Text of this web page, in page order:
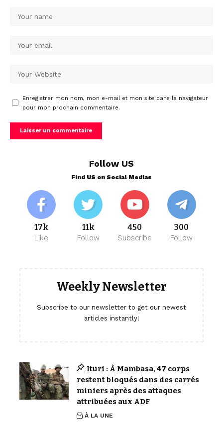
Enregistrer mon nom, mon e-mail et mon site dans le navigateur
pour mon prochain commentaire.
Follow US
Find US on Social Medias
17k
Like
11k
Follow
450
Subscribe
300
Follow
Weekly Newsletter
Subscribe to our newsletter to get our newest
articles instantly!
Ituri : À Mambasa, 47 corps
restent bloqués dans des carrés
miniers après des attaques
attribuées aux ADF
À LA UNE